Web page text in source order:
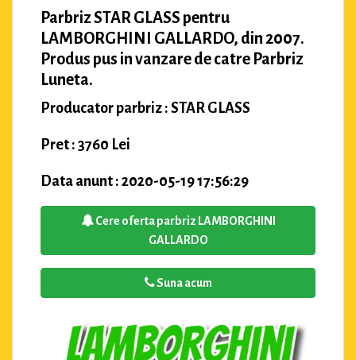
Parbriz STAR GLASS pentru
LAMBORGHINI GALLARDO, din 2007.
Produs pus in vanzare de catre Parbriz
Luneta.
Producator parbriz : STAR GLASS
Pret : 3760 Lei
Data anunt : 2020-05-19 17:56:29
Cere oferta parbriz LAMBORGHINI
GALLARDO
Suna acum